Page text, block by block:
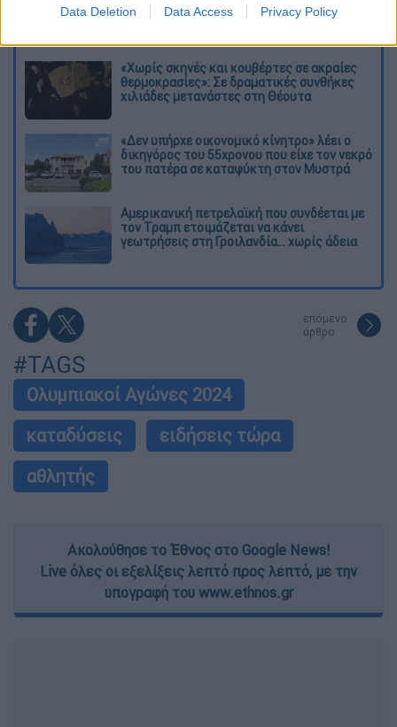
Data Deletion Data Access Privacy Policy
πίστευα ότι το να είσαι outsider ήταν
αδυναμία, τώρα το βλέπω ως δύναμη»
«Χωρίς σκηνές και κουβέρτες σε ακραίες
θερμοκρασίες»: Σε δραματικές συνθήκες
χιλιάδες μετανάστες στη Θέουτα
«Δεν υπήρχε οικονομικό κίνητρο» λέει ο
δικηγόρος του 55χρονου που είχε τον νεκρό
του πατέρα σε καταψύκτη στον Μυστρά
Αμερικανική πετρελαϊκή που συνδέεται με
τον Τραμπ ετοιμάζεται να κάνει
γεωτρήσεις στη Γροιλανδία... χωρίς άδεια
επόμενο
άρθρο
#TAGS
Ολυμπιακοί Αγώνες 2024
καταδύσεις
ειδήσεις τώρα
αθλητής
Ακολούθησε το Έθνος στο Google News!
Live όλες οι εξελίξεις λεπτό προς λεπτό, με την
υπογραφή του www.ethnos.gr